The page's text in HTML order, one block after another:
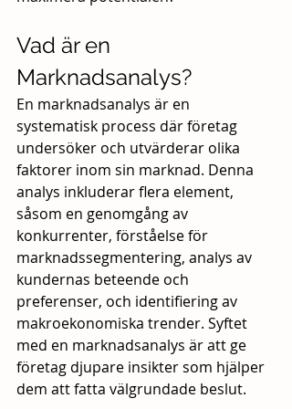
Vad är en
Marknadsanalys?
En marknadsanalys är en
systematisk process där företag
undersöker och utvärderar olika
faktorer inom sin marknad. Denna
analys inkluderar flera element,
såsom en genomgång av
konkurrenter, förståelse för
marknadssegmentering, analys av
kundernas beteende och
preferenser, och identifiering av
makroekonomiska trender. Syftet
med en marknadsanalys är att ge
företag djupare insikter som hjälper
dem att fatta välgrundade beslut.